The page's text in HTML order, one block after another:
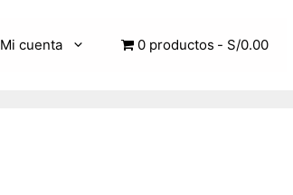
Mi cuenta 0 productos S/0.00